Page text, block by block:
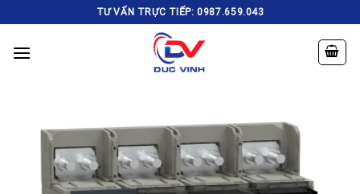
to
content
TƯ VẤN TRỰC TIẾP: 0987.659.043